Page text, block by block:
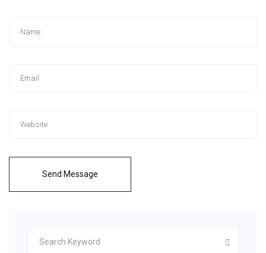
Send Message